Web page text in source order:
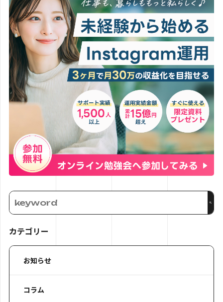
カテゴリー
お知らせ
コラム